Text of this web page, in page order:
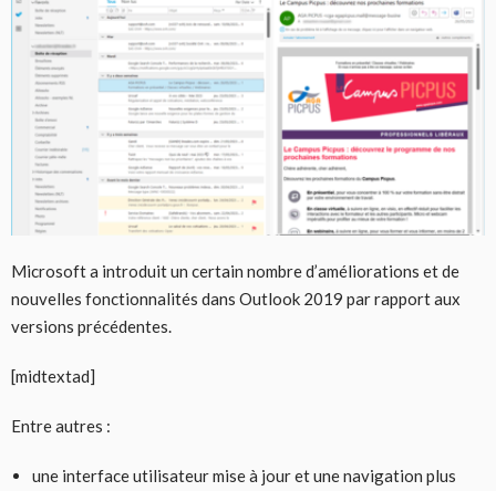
Microsoft a introduit un certain nombre d’améliorations et de
nouvelles fonctionnalités dans Outlook 2019 par rapport aux
versions précédentes.
[midtextad]
Entre autres :
une interface utilisateur mise à jour et une navigation plus